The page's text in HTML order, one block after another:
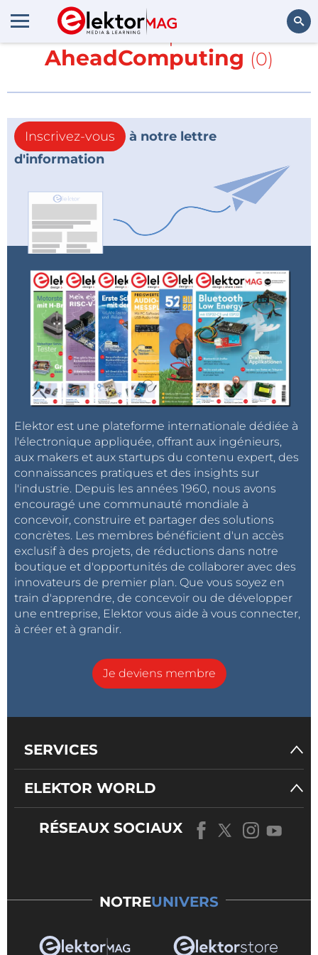
Rechercher
En savoir plus sur
AheadComputing (0)
Inscrivez-vous
à notre lettre
d'information
Elektor est une plateforme internationale dédiée à
l'électronique appliquée, offrant aux ingénieurs,
aux makers et aux startups du contenu expert, des
connaissances pratiques et des insights sur
l'industrie. Depuis les années 1960, nous avons
encouragé une communauté mondiale à
concevoir, construire et partager des solutions
concrètes. Les membres bénéficient d'un accès
exclusif à des projets, de réductions dans notre
boutique et d'opportunités de collaborer avec des
innovateurs de premier plan. Que vous soyez en
train d'apprendre, de concevoir ou de développer
une entreprise, Elektor vous aide à vous connecter,
à créer et à grandir.
Je deviens membre
SERVICES
ELEKTOR WORLD
RÉSEAUX SOCIAUX
NOTREUNIVERS